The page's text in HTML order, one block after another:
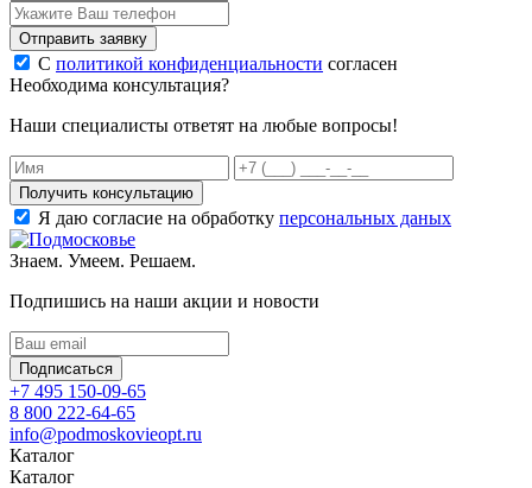
Отправить заявку
С политикой конфиденциальности согласен
Необходима консультация?
Наши специалисты ответят на любые вопросы!
Получить консультацию
Я даю согласие на обработку персональных даных
Знаем. Умеем. Решаем.
Подпишись на наши акции и новости
Подписаться
+7 495 150-09-65
8 800 222-64-65
info@podmoskovieopt.ru
Каталог
Каталог